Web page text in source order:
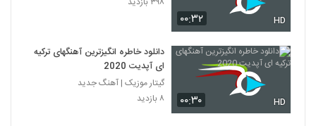
۰۰:۳۲ HD
۰۰:۳۰ HD
دانلود خاطره انگیزترین آهنگهای ترکیه
ای آپدیت 2020
گیتار موزیک | آهنگ جدید
۸ بازدید